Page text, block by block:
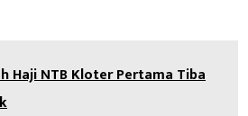
Haji NTB Kloter Pertama Tiba